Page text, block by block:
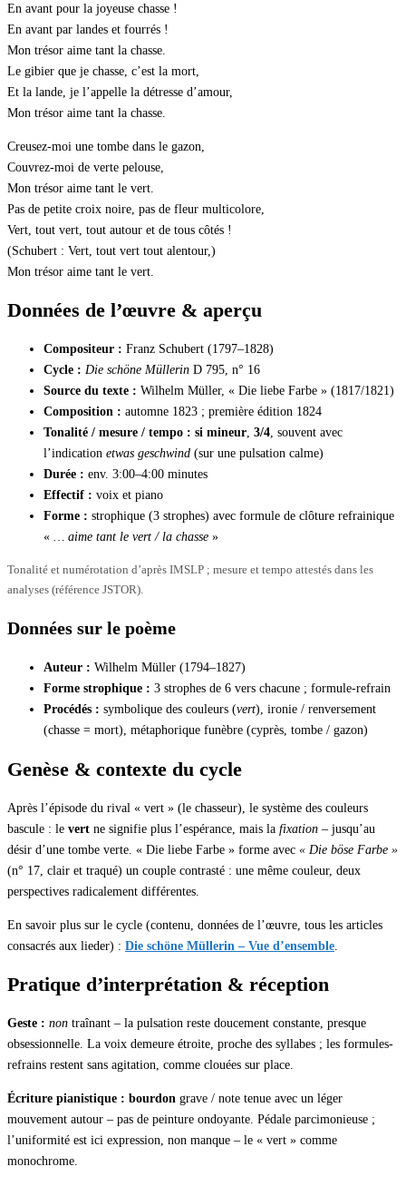
En avant pour la joyeuse chasse !
En avant par landes et fourrés !
Mon trésor aime tant la chasse.
Le gibier que je chasse, c’est la mort,
Et la lande, je l’appelle la détresse d’amour,
Mon trésor aime tant la chasse.
Creusez-moi une tombe dans le gazon,
Couvrez-moi de verte pelouse,
Mon trésor aime tant le vert.
Pas de petite croix noire, pas de fleur multicolore,
Vert, tout vert, tout autour et de tous côtés !
(Schubert : Vert, tout vert tout alentour,)
Mon trésor aime tant le vert.
Données de l’œuvre & aperçu
Compositeur : Franz Schubert (1797–1828)
Cycle : Die schöne Müllerin D 795, n° 16
Source du texte : Wilhelm Müller, « Die liebe Farbe » (1817/1821)
Composition : automne 1823 ; première édition 1824
Tonalité / mesure / tempo : si mineur, 3/4, souvent avec
l’indication etwas geschwind (sur une pulsation calme)
Durée : env. 3:00–4:00 minutes
Effectif : voix et piano
Forme : strophique (3 strophes) avec formule de clôture refrainique
« … aime tant le vert / la chasse »
Tonalité et numérotation d’après IMSLP ; mesure et tempo attestés dans les
analyses (référence JSTOR).
Données sur le poème
Auteur : Wilhelm Müller (1794–1827)
Forme strophique : 3 strophes de 6 vers chacune ; formule-refrain
Procédés : symbolique des couleurs (vert), ironie / renversement
(chasse = mort), métaphorique funèbre (cyprès, tombe / gazon)
Genèse & contexte du cycle
Après l’épisode du rival « vert » (le chasseur), le système des couleurs
bascule : le vert ne signifie plus l’espérance, mais la fixation – jusqu’au
désir d’une tombe verte. « Die liebe Farbe » forme avec « Die böse Farbe »
(n° 17, clair et traqué) un couple contrasté : une même couleur, deux
perspectives radicalement différentes.
En savoir plus sur le cycle (contenu, données de l’œuvre, tous les articles
consacrés aux lieder) : Die schöne Müllerin – Vue d’ensemble
Pratique d’interprétation & réception
Geste : non traînant – la pulsation reste doucement constante, presque
obsessionnelle. La voix demeure étroite, proche des syllabes ; les formules-
refrains restent sans agitation, comme clouées sur place.
Écriture pianistique : bourdon grave / note tenue avec un léger
mouvement autour – pas de peinture ondoyante. Pédale parcimonieuse ;
l’uniformité est ici expression, non manque – le « vert » comme
monochrome.